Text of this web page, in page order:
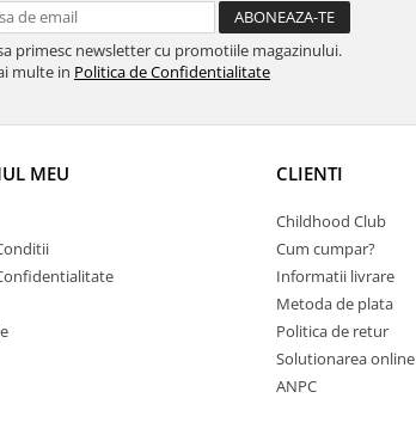
primesc newsletter cu promotiile magazinului.
multe in Politica de Confidentialitate
MEU CLIENTI
Childhood Club
Cum cumpar?
Informatii livrare
Metoda de plata
Politica de retur
Solutionarea
ANPC